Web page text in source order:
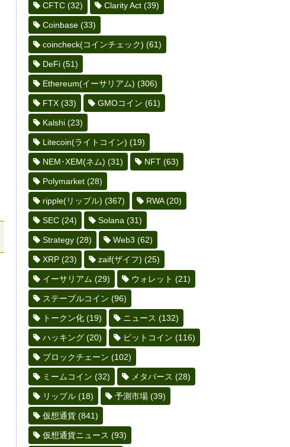
CFTC (32) Clarity Act (39)
Coinbase (33)
coincheck(コインチェック) (61)
DeFi (51)
Ethereum(イーサリアム) (306)
FTX (33) GMOコイン (61)
Kalshi (23)
Litecoin(ライトコイン) (19)
NEM･XEM(ネム) (31) NFT (63)
Polymarket (28)
ripple(リップル) (367) RWA(20)
SEC (24) Solana (31)
Strategy (28) Web3 (62)
XRP (23) zaif(ザイフ) (25)
イーサリアム (29) ウォレット (21)
ステーブルコイン (96)
トークン化 (19) ニュース (132)
ハッキング (20) ビットコイン (116)
ブロックチェーン (102)
ミームコイン (32) メタバース (28)
リップル (18) 予測市場 (39)
仮想通貨 (841)
仮想通貨ニュース (93)